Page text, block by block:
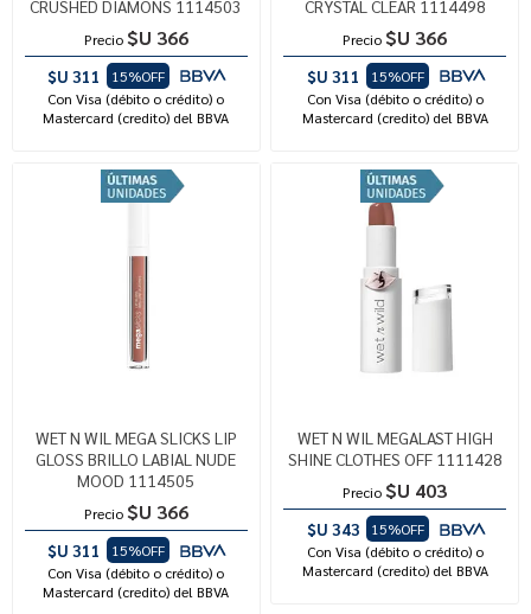
CRUSHED DIAMONS 1114503
Precio $U 366
$U 311
15%OFF
Con Visa (débito o crédito) o
Mastercard (credito) del BBVA
CRYSTAL CLEAR 1114498
Precio $U 366
$U 311
15%OFF
Con Visa (débito o crédito) o
Mastercard (credito) del BBVA
WET N WIL MEGA SLICKS LIP
GLOSS BRILLO LABIAL NUDE
MOOD 1114505
Precio $U 366
$U 311
15%OFF
Con Visa (débito o crédito) o
Mastercard (credito) del BBVA
WET N WIL MEGALAST HIGH
SHINE CLOTHES OFF 1111428
Precio $U 403
$U 343
15%OFF
Con Visa (débito o crédito) o
Mastercard (credito) del BBVA